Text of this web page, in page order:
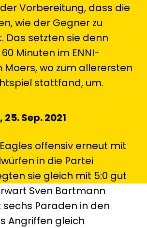
Vorbereitung, dass die
wie der Gegner zu
Das setzten sie denn
Minuten im ENNI-
Moers, wo zum allerersten
stattfand, um.
Sep. 2021
offensiv erneut mit
in die Partei
sie gleich mit 5:0 gut
Sven Bartmann
Paraden in den
Angriffen gleich